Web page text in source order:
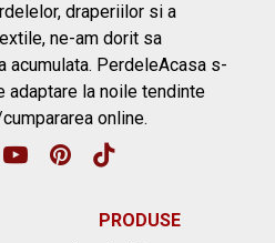
draperiilor si a
ne-am dorit sa
acumulata. PerdeleAcasa s-
adaptare la noile tendinte
online.
PRODUSE